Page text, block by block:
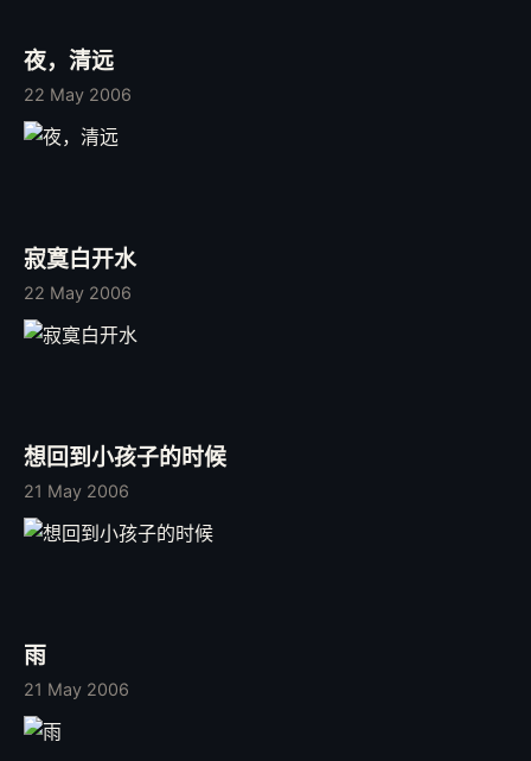
夜，清远
22 May 2006
寂寞白开水
22 May 2006
想回到小孩子的时候
21 May 2006
雨
21 May 2006